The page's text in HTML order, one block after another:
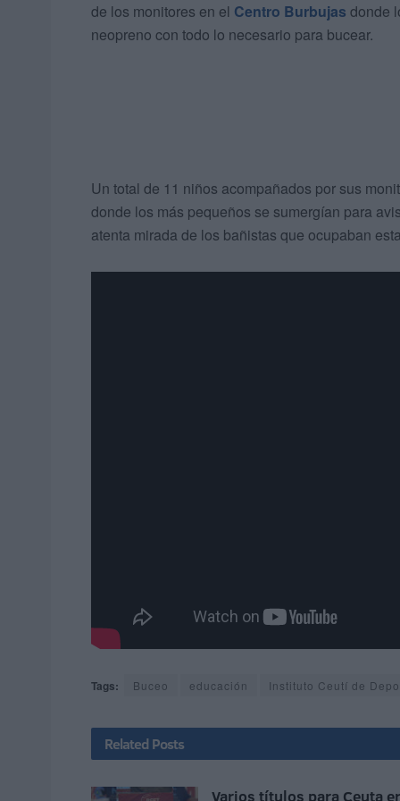
de los monitores en el Centro Burbujas donde
neopreno con todo lo necesario para bucear.
Un total de 11 niños acompañados por sus
donde los más pequeños se sumergían para
atenta mirada de los bañistas que ocupaban
Tags: Buceo educación Instituto Ceutí de
Related Posts
Varios títulos para Ceuta